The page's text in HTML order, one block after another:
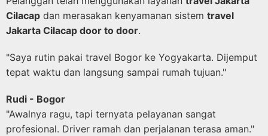
Cilacap dan merasakan kenyamanan sistem travel
Jakarta Cilacap door to door.
"Saya rutin pakai travel Bogor ke Yogyakarta. Dijemput
tepat waktu dan langsung sampai rumah tujuan."
Rudi - Bogor
"Awalnya ragu, tapi ternyata pelayanan sangat
profesional. Driver ramah dan perjalanan terasa aman."